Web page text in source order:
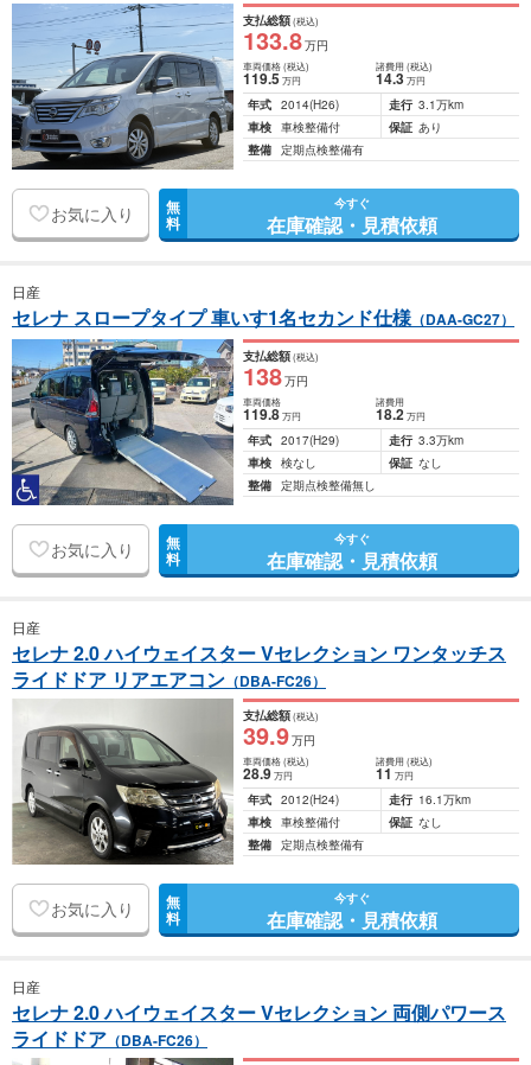
C26）
支払総額(税込)
133.8万円
車両価格(税込)
119.5万円
諸費用 (税込)
14.3 万円
年式 2014(H26) 走行 3.1万km
車検 車検整備付 保証 あり
整備 定期点検整備有
お気に入り 無
料
今すぐ
在庫確認・見積依頼
日産
セレナ スロープタイプ 車いす1名セカンド仕様（DAA-GC27）
支払総額(税込)
138万円
車両価格
119.8万円
諸費用
18.2 万円
年式 2017(H29) 走行 3.3万km
車検 検なし 保証 なし
整備 定期点検整備無し
お気に入り 無
料
今すぐ
在庫確認・見積依頼
日産
セレナ 2.0 ハイウェイスター Vセレクション ワンタッチス
ライドドア リアエアコン （DBA-FC26）
支払総額(税込)
39.9万円
車両価格(税込)
28.9万円
諸費用 (税込)
11 万円
年式 2012(H24) 走行 16.1万km
車検 車検整備付 保証 なし
整備 定期点検整備有
お気に入り 無
料
今すぐ
在庫確認・見積依頼
日産
セレナ 2.0 ハイウェイスター Vセレクション 両側パワース
ライドドア （DBA-FC26）